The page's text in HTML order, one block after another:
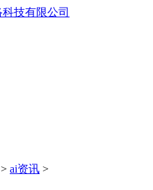
> ai资讯 >